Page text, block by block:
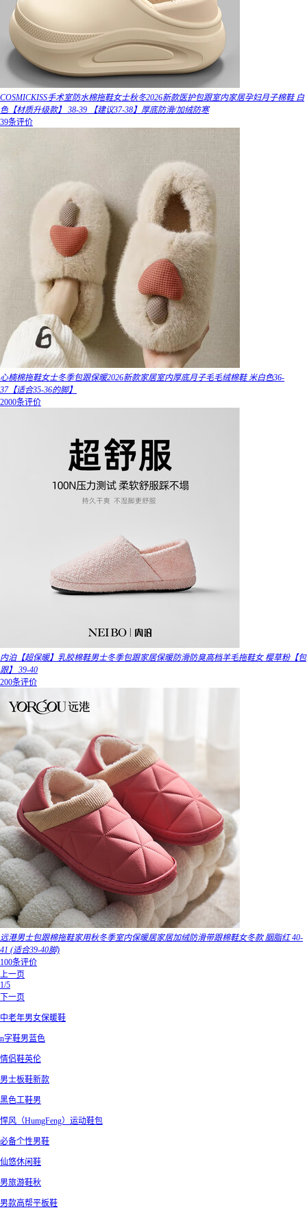
COSMICKISS手术室防水棉拖鞋女士秋冬2026新款医护包跟室内家居孕妇月子棉鞋 白
色【材质升级款】 38-39 【建议37-38】厚底防滑/加绒防寒
39条评价
心楠棉拖鞋女士冬季包跟保暖2026新款家居室内厚底月子毛毛绒棉鞋 米白色36-
37【适合35-36的脚】
2000条评价
内泊【超保暖】乳胶棉鞋男士冬季包跟家居保暖防滑防臭高档羊毛拖鞋女 樱草粉【包
跟】 39-40
200条评价
远港男士包跟棉拖鞋家用秋冬季室内保暖居家居加绒防滑带跟棉鞋女冬款 胭脂红 40-
41 (适合39-40脚)
100条评价
上一页
1/5
下一页
中老年男女保暖鞋
n字鞋男蓝色
情侣鞋英伦
男士板鞋新款
黑色工鞋男
悍风（HumgFeng）运动鞋包
必备个性男鞋
仙悠休闲鞋
男旅游鞋秋
男款高帮平板鞋